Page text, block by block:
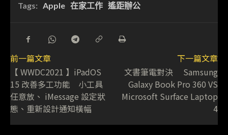
Tags: Apple 在家工作 遙距辦公
前一篇文章
【 WWDC2021 】iPadOS
15 改善多工功能 小工具
任意放、 iMessage 設定狀
態、重新設計通知橫幅
下一篇文章
文書筆電對決 Samsung
Galaxy Book Pro 360 VS
Microsoft Surface Laptop
4